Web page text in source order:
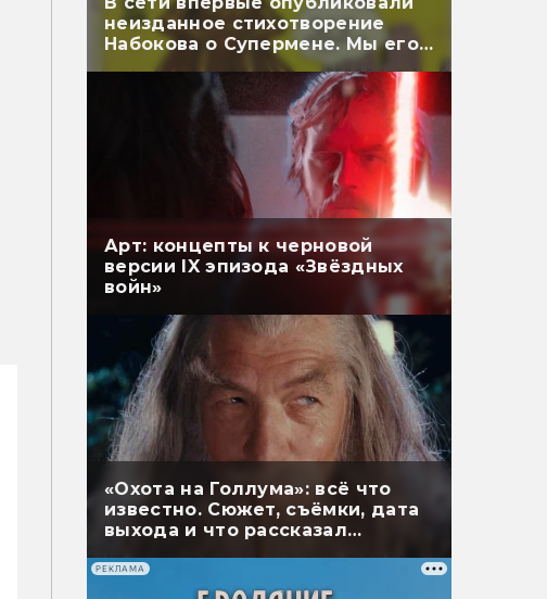
неизданное стихотворение
Набокова о Супермене. Мы его
перевели
Арт: концепты к черновой
версии IX эпизода «Звёздных
войн»
«Охота на Голлума»: всё что
известно. Сюжет, съёмки, дата
выхода и что рассказал
РЕКЛАМА